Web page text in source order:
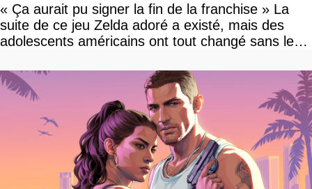
« Ça aurait pu signer la fin de la franchise » La
suite de ce jeu Zelda adoré a existé, mais des
adolescents américains ont tout changé sans le